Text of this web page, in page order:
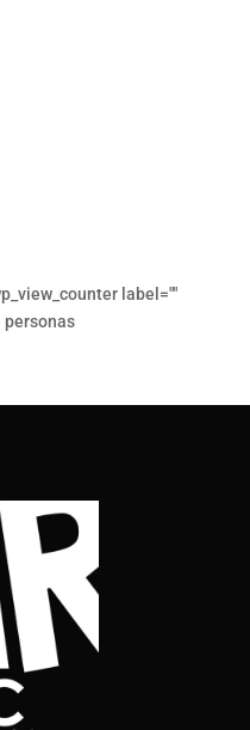
label=""
personas